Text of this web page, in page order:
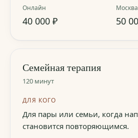
Онлайн
40 000 ₽
Москва
50
Семейная терапия
120 минут
ДЛЯ КОГО
Для пары или семьи, когда
становится повторяющимся.